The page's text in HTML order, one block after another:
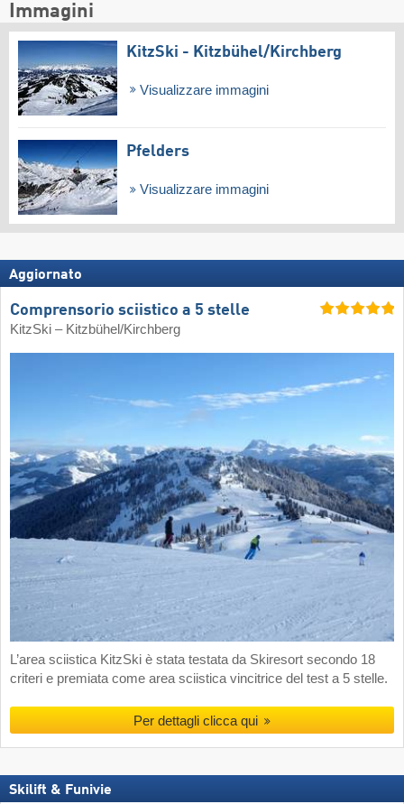
Immagini
KitzSki - Kitzbühel/​Kirchberg
Visualizzare immagini
Pfelders
Visualizzare immagini
Aggiornato
Comprensorio sciistico a 5 stelle
KitzSki – Kitzbühel/​Kirchberg
L’area sciistica KitzSki è stata testata da Skiresort secondo 18
criteri e premiata come area sciistica vincitrice del test a 5 stelle.
Per dettagli clicca qui
Skilift & Funivie